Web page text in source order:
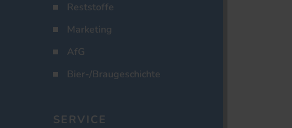
Reststoffe
Marketing
AfG
Bier-/Braugeschichte
SERVICE